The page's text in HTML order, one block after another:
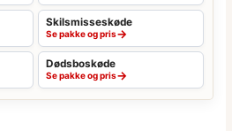
Skilsmisseskøde
Se pakke og pris→
Dødsboskøde
Se pakke og pris→